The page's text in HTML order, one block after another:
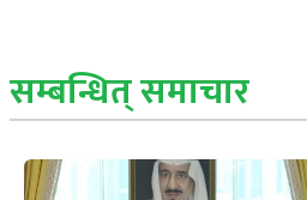
सम्बन्धित् समाचार